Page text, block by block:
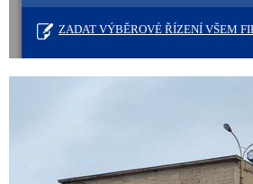
ZADAT VÝBĚROVÉ ŘÍZENÍ VŠEM